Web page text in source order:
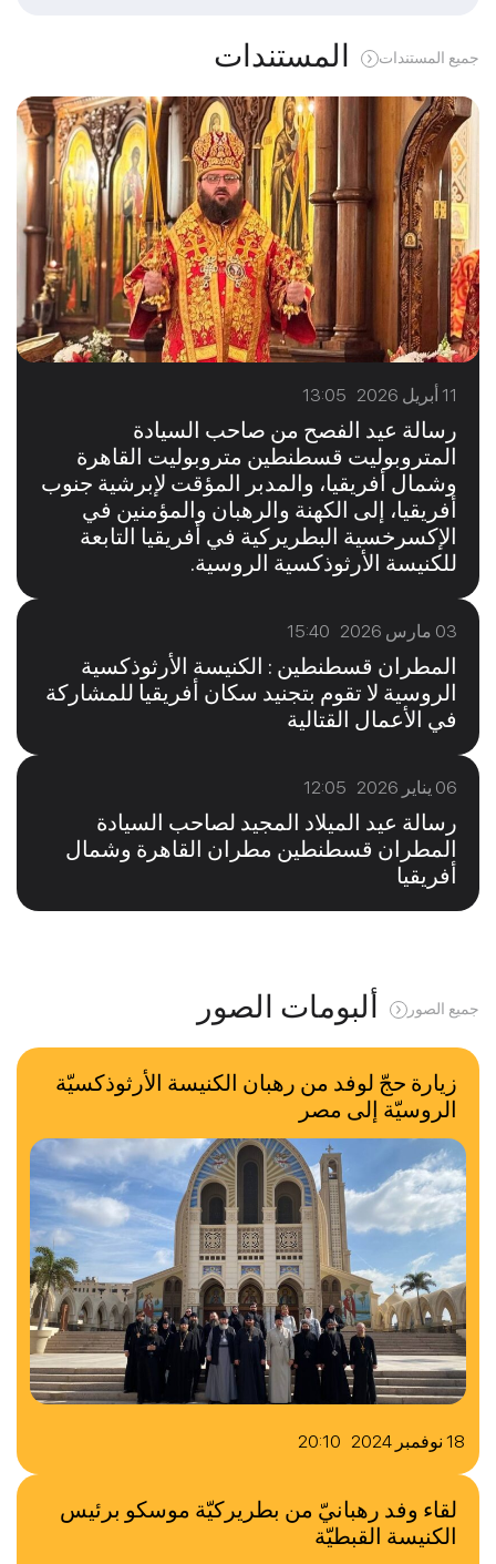
المستندات جميع المستندات
11 أبريل 2026 13:05
رسالة عيد الفصح من صاحب السيادة
المتروبوليت قسطنطين متروبوليت القاهرة
وشمال أفريقيا، والمدبر المؤقت لإبرشية جنوب
أفريقيا، إلى الكهنة والرهبان والمؤمنين في
الإكسرخسية البطريركية في أفريقيا التابعة
للكنيسة الأرثوذكسية الروسية.
03 مارس 2026 15:40
المطران قسطنطين : الكنيسة الأرثوذكسية
الروسية لا تقوم بتجنيد سكان أفريقيا للمشاركة
في الأعمال القتالية
06 يناير 2026 12:05
رسالة عيد الميلاد المجيد لصاحب السيادة
المطران قسطنطين مطران القاهرة وشمال
أفريقيا
ألبومات الصور جميع الصور
18 نوفمبر 2024 20:10
زيارة حجّ لوفد من رهبان الكنيسة الأرثوذكسيّة
الروسيّة إلى مصر
لقاء وفد رهبانيّ من بطريركيّة موسكو برئيس
الكنيسة القبطيّة